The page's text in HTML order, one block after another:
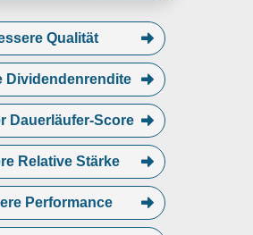
Qualität
Dividendenrendite
Dauerläufer-Score
Relative Stärke
Performance